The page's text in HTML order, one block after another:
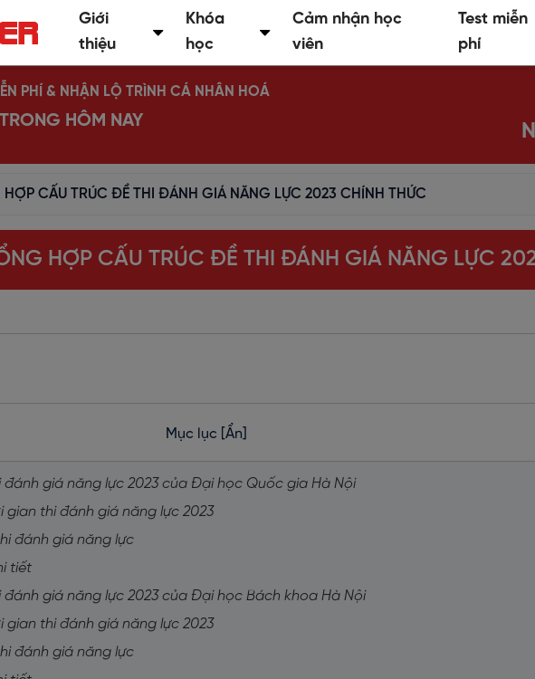
Giới
thiệu
Khóa
học
Cảm nhận học
viên
Test miễn
phí
PHÍ & NHẬN LỘ TRÌNH CÁ NHÂN HOÁ
HÔM NAY
CẤU TRÚC ĐỀ THI ĐÁNH GIÁ NĂNG LỰC 2023 CHÍNH THỨC
HỢP CẤU TRÚC ĐỀ THI ĐÁNH GIÁ NĂNG LỰC
Mục lục [Ẩn]
đánh giá năng lực 2023 của Đại học Quốc gia Hà Nội
gian thi đánh giá năng lực 2023
đánh giá năng lực
tiết
đánh giá năng lực 2023 của Đại học Bách khoa Hà Nội
gian thi đánh giá năng lực 2023
đánh giá năng lực